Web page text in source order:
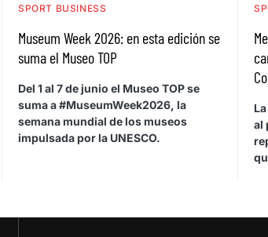
SPORT BUSINESS
Museum Week 2026: en esta edición se
suma el Museo TOP
Del 1 al 7 de junio el Museo TOP se
suma a #MuseumWeek2026, la
semana mundial de los museos
impulsada por la UNESCO.
al